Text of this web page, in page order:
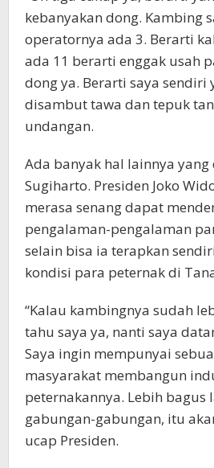
kebanyakan dong. Kambing
operatornya ada 3. Berarti
ada 11 berarti enggak usah
dong ya. Berarti saya sendiri
disambut tawa dan tepuk
undangan.
Ada banyak hal lainnya
Sugiharto. Presiden Joko
merasa senang dapat
pengalaman-pengalaman
selain bisa ia terapkan
kondisi para peternak di
“Kalau kambingnya sudah
tahu saya ya, nanti saya
Saya ingin mempunyai
masyarakat membangun
peternakannya. Lebih bagus
gabungan-gabungan, itu
ucap Presiden.